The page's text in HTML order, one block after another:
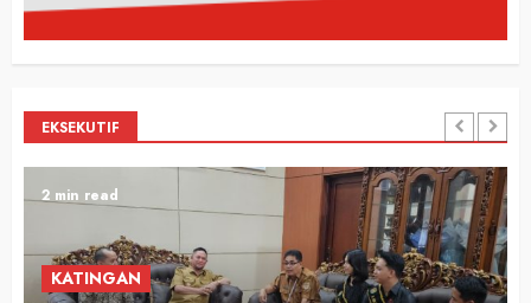
EKSEKUTIF
2 min read
KATINGAN